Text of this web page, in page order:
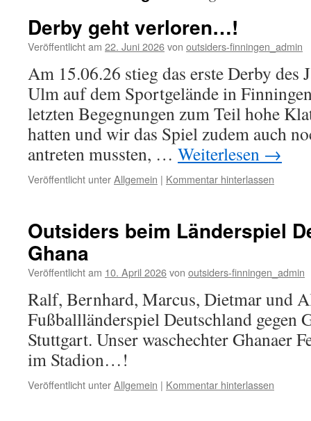
Derby geht verloren…!
Veröffentlicht am 22. Juni 2026von outsiders-finningen_admin
Am 15.06.26 stieg das erste Derby des
Ulm auf dem Sportgelände in
letzten Begegnungen zum Teil hohe
hatten und wir das Spiel zudem auch
antreten mussten, … Weiterlesen →
Veröffentlicht unterAllgemein | Kommentar hinterlassen
Outsiders beim Länderspiel
Ghana
Veröffentlicht am 10. April 2026von outsiders-finningen_admin
Ralf, Bernhard, Marcus, Dietmar und
Fußballländerspiel Deutschland gegen
Stuttgart. Unser waschechter Ghanaer
im Stadion…!
Veröffentlicht unterAllgemein | Kommentar hinterlassen